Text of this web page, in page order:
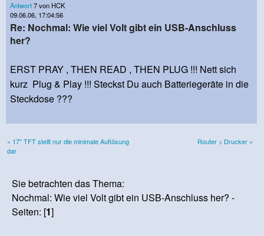
Antwort7 von HCK
09.06.06, 17:04:56
Re: Nochmal: Wie viel Volt gibt ein USB-Anschluss
her?
ERST PRAY , THEN READ , THEN PLUG !!! Nett sich
kurz Plug & Play !!! Steckst Du auch Batteriegeräte in die
Steckdose ???
« 17" TFT stellt nur die minimale Auflösung
dar
Router > Drucker »
Sie betrachten das Thema:
Nochmal: Wie viel Volt gibt ein USB-Anschluss her? -
Seiten: [1]